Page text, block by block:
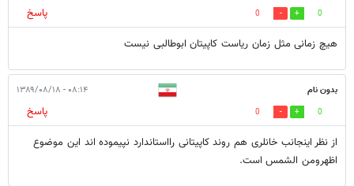
0
0
پاسخ
هیچ زمانی مثل زمان ریاست کاپیتان ابوطالبی نیست
بدون نام ۰۸:۱۴ - ۱۳۸۹/۰۸/۱۸
0
0
پاسخ
از نظر اینجانب خانلری هم روند کاپیتانی رااستاندارد نپیموده اند این موضوع
اظهرومن الشمس است.